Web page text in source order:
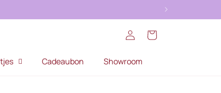
Cadeaubon Showroom
InloggenWinkelwagen